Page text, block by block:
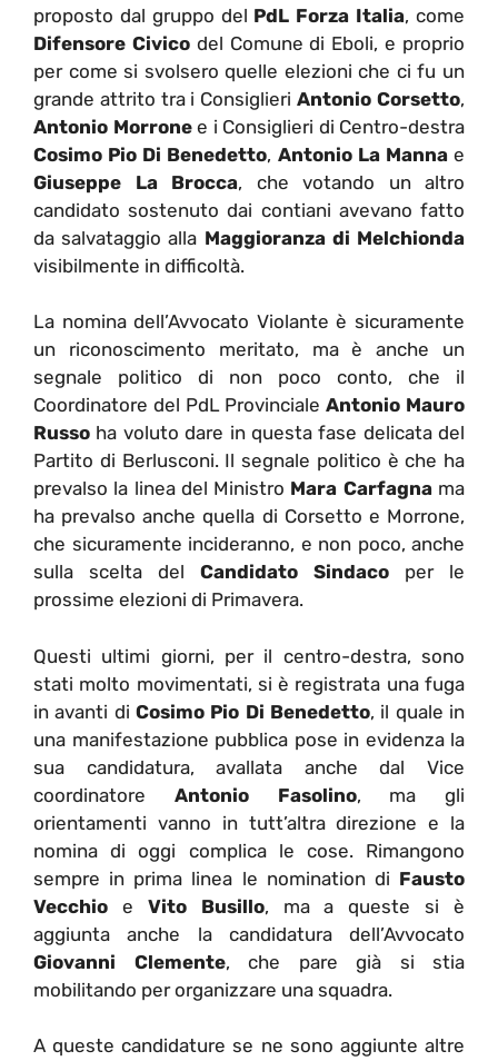
proposto dal gruppo del PdL Forza Italia, come
Difensore Civicodel Comune di Eboli, e proprio
per come si svolsero quelle elezioni che ci fu un
grande attrito tra i ConsiglieriAntonio Corsetto,
Antonio Morronee i Consiglieri di Centro-destra
Cosimo Pio Di Benedetto, Antonio La Mannae
Giuseppe La Brocca, che votando un altro
candidato sostenuto dai contiani avevano fatto
da salvataggio alla Maggioranza di Melchionda
visibilmente in difficoltà.
La nomina dell’Avvocato Violante è sicuramente
un riconoscimento meritato, ma è anche un
segnale politico di non poco conto, che il
Coordinatore del PdL ProvincialeAntonio Mauro
Russo ha voluto dare in questa fase delicata del
Partito di Berlusconi. Il segnale politico è che ha
prevalso la linea del Ministro Mara Carfagnama
ha prevalso anche quella di Corsetto e Morrone,
che sicuramente incideranno, e non poco, anche
sulla scelta del Candidato Sindaco per le
prossime elezioni di Primavera.
Questi ultimi giorni, per il centro-destra, sono
stati molto movimentati, si è registrata una fuga
in avanti di Cosimo Pio Di Benedetto, il quale in
una manifestazione pubblica pose in evidenza la
sua candidatura, avallata anche dal Vice
coordinatore Antonio Fasolino, ma gli
orientamenti vanno in tutt’altra direzione e la
nomina di oggi complica le cose. Rimangono
sempre in prima linea le nomination di Fausto
Vecchio e Vito Busillo, ma a queste si è
aggiunta anche la candidatura dell’Avvocato
Giovanni Clemente, che pare già si stia
mobilitando per organizzare una squadra.
A queste candidature se ne sono aggiunte altre